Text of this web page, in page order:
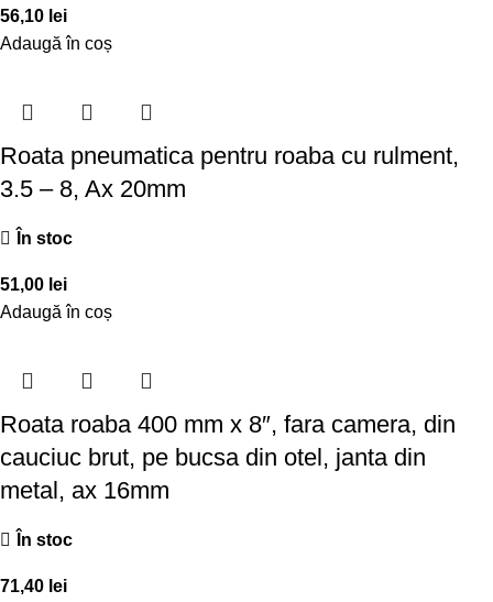
56,10 lei
Adaugă în coș
Roata pneumatica pentru roaba cu rulment,
3.5 – 8, Ax 20mm
În stoc
51,00 lei
Adaugă în coș
Roata roaba 400 mm x 8″, fara camera, din
cauciuc brut, pe bucsa din otel, janta din
metal, ax 16mm
În stoc
71,40 lei